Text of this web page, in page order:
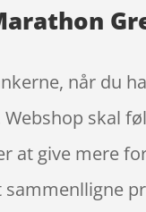
når du
skal
at give mere
sammenlligne